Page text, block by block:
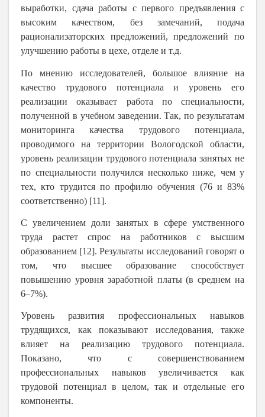
выработки, сдача работы с первого предъявления с
высоким качеством, без замечаний, подача
рационализаторских предложений, предложений по
улучшению работы в цехе, отделе и т.д.
По мнению исследователей, большое влияние на
качество трудового потенциала и уровень его
реализации оказывает работа по специальности,
полученной в учебном заведении. Так, по результатам
мониторинга качества трудового потенциала,
проводимого на территории Вологодской области,
уровень реализации трудового потенциала занятых не
по специальности получился несколько ниже, чем у
тех, кто трудится по профилю обучения (76 и 83%
соответственно) [11].
С увеличением доли занятых в сфере умственного
труда растет спрос на работников с высшим
образованием [12]. Результаты исследований говорят о
том, что высшее образование способствует
повышению уровня заработной платы (в среднем на
6–7%).
Уровень развития профессиональных навыков
трудящихся, как показывают исследования, также
влияет на реализацию трудового потенциала.
Показано, что с совершенствованием
профессиональных навыков увеличивается как
трудовой потенциал в целом, так и отдельные его
компоненты.